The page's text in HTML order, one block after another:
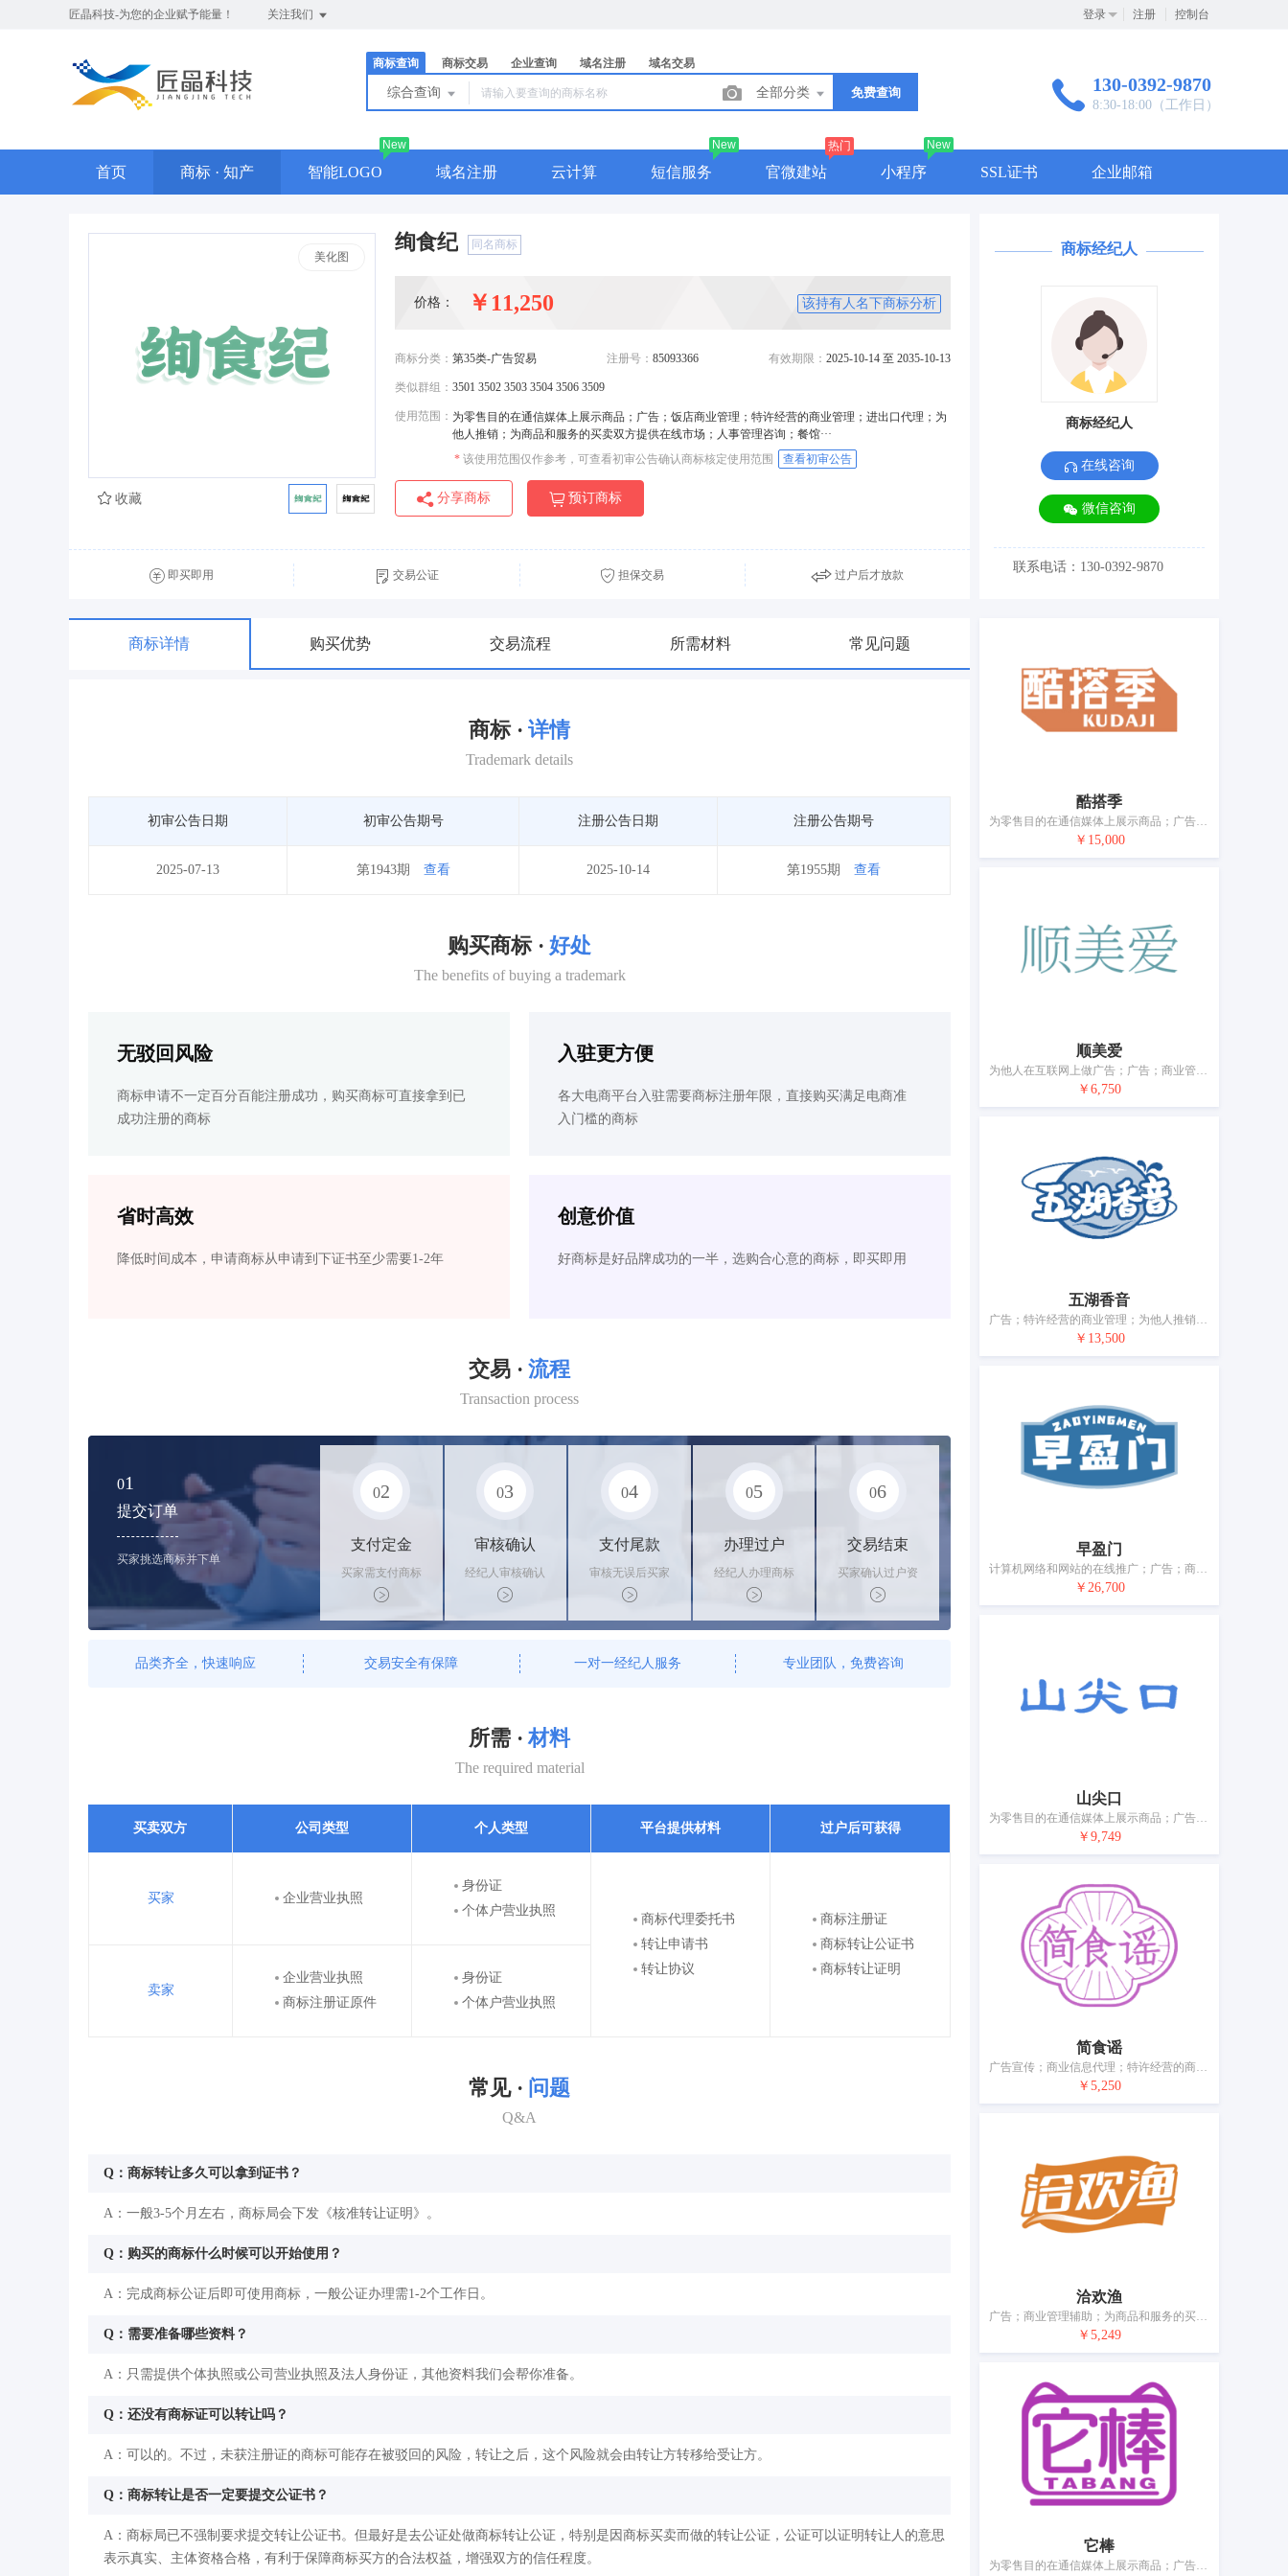
匠晶科技-为您的企业赋予能量！ 关注我们 登录 注册 控制台
商标查询 商标交易 企业查询 域名注册 域名交易
综合查询 全部分类 免费查询 130-0392-9870
8:30-18:00（工作日）
首页 商标 · 知产 智能LOGO
New
域名注册 云计算 短信服务
New
官微建站
热门
小程序
New
SSL证书 企业邮箱
美化图
绚食纪 同名商标
价格： ￥11,250 该持有人名下商标分析
商标分类： 第35类-广告贸易 注册号： 85093366 有效期限： 2025-10-14 至 2035-10-13
类似群组： 3501 3502 3503 3504 3506 3509
使用范围： 为零售目的在通信媒体上展示商品；广告；饭店商业管理；特许经营的商业管理；进出口代理；为
他人推销；为商品和服务的买卖双方提供在线市场；人事管理咨询；餐馆···
* 该使用范围仅作参考，可查看初审公告确认商标核定使用范围 查看初审公告
分享商标 预订商标
收藏
即买即用 交易公证 担保交易 过户后才放款
商标详情 购买优势 交易流程 所需材料 常见问题
商标 · 详情
Trademark details
初审公告日期 初审公告期号 注册公告日期 注册公告期号
2025-07-13 第1943期 查看 2025-10-14 第1955期 查看
购买商标 · 好处
The benefits of buying a trademark
无驳回风险
商标申请不一定百分百能注册成功，购买商标可直接拿到已
成功注册的商标
入驻更方便
各大电商平台入驻需要商标注册年限，直接购买满足电商准
入门槛的商标
省时高效
降低时间成本，申请商标从申请到下证书至少需要1-2年
创意价值
好商标是好品牌成功的一半，选购合心意的商标，即买即用
交易 · 流程
Transaction process
01
提交订单
买家挑选商标并下单
02
支付定金
买家需支付商标
标价的10%的购
买订金
03
审核确认
经纪人审核确认
商标状态
04
支付尾款
审核无误后买家
支付尾款，卖家
办理相关手续
05
办理过户
经纪人办理商标
转让手续，交付
相关证书
06
交易结束
买家确认过户资
料后，平台解冻
资金支付卖家
品类齐全，快速响应 交易安全有保障 一对一经纪人服务 专业团队，免费咨询
所需 · 材料
The required material
买卖双方 公司类型 个人类型 平台提供材料 过户后可获得
买家 企业营业执照
身份证
个体户营业执照
商标代理委托书
转让申请书
转让协议
商标注册证
商标转让公证书
商标转让证明
卖家
企业营业执照
商标注册证原件
身份证
个体户营业执照
常见 · 问题
Q&A
Q：商标转让多久可以拿到证书？
A：一般3-5个月左右，商标局会下发《核准转让证明》。
Q：购买的商标什么时候可以开始使用？
A：完成商标公证后即可使用商标，一般公证办理需1-2个工作日。
Q：需要准备哪些资料？
A：只需提供个体执照或公司营业执照及法人身份证，其他资料我们会帮你准备。
Q：还没有商标证可以转让吗？
A：可以的。不过，未获注册证的商标可能存在被驳回的风险，转让之后，这个风险就会由转让方转移给受让方。
Q：商标转让是否一定要提交公证书？
A：商标局已不强制要求提交转让公证书。但最好是去公证处做商标转让公证，特别是因商标买卖而做的转让公证，公证可以证明转让人的意思
表示真实、主体资格合格，有利于保障商标买方的合法权益，增强双方的信任程度。
商标经纪人
商标经纪人
在线咨询
微信咨询
联系电话：130-0392-9870
酷搭季
为零售目的在通信媒体上展示商品；广告设计；商业企业迁移的管理服务；商业组织咨询；市场营销；替他人推销；人事管理咨询；会计；自动售货机出租；医疗用品零售或批发服务
￥15,000
顺美爱
为他人在互联网上做广告；广告；商业管理咨询；进出口代理；为他人推销；人事管理咨询；会计；寻找赞助；药品零售或批发服务；医疗用品零售或批发服务
￥6,750
五湖香音
广告；特许经营的商业管理；为他人推销；为他人采购（为其他企业购买商品或服务）；为商品和服务的买卖双方提供在线市场；市场营销；人员招收；在计算机数据库中更新和维护数据；会计；药品零售或批发服务
￥13,500
早盈门
计算机网络和网站的在线推广；广告；商业管理和组织咨询；为他人推销；为商品和服务的买卖双方提供在线市场；人事管理咨询；餐馆外卖和送餐的在线预订服务；会计；寻找赞助；药用、兽医用、卫生用制剂和医疗用品的批发服务
￥26,700
山尖口
为零售目的在通信媒体上展示商品；广告；商业管理和组织咨询；特许经营的商业管理；为商品和服务的买卖双方提供在线市场；替他人推销；将信息编入计算机数据库；会计；寻找赞助；药用、兽医用、卫生用制剂和医疗用品的零售服务
￥9,749
简食谣
广告宣传；商业信息代理；特许经营的商业管理；商业企业迁移的管理服务；为他人推销；市场营销；人事管理咨询；餐馆外卖和送餐的在线预订服务；会计；药品零售或批发服务
￥5,250
洽欢渔
广告；商业管理辅助；为商品和服务的买卖双方提供在线市场；为他人推销；职业介绍；办公机器和设备出租；餐馆外卖和送餐的在线预订服务；会计；自动售货机出租；药品零售或批发服务
￥5,249
它棒
为零售目的在通信媒体上展示商品；广告；通过网站提供商业信息；为商品和服务的买卖双方提供在线市场；替他人推销；人事管理咨询；在计算机数据库中更新和维护数据；会计；寻找赞助；药品零售或批发服务